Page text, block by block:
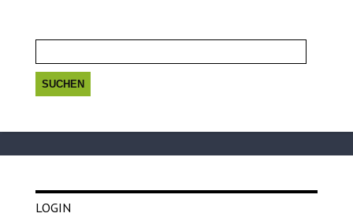
nach:
LOGIN